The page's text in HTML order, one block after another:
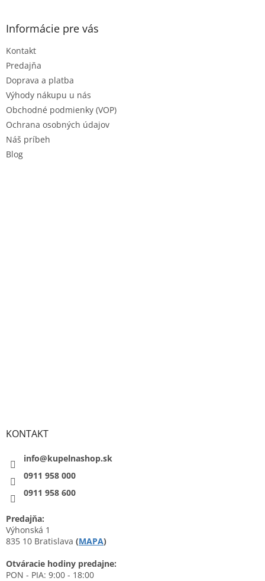
Informácie pre vás
Kontakt
Predajňa
Doprava a platba
Výhody nákupu u nás
Obchodné podmienky (VOP)
Ochrana osobných údajov
Náš príbeh
Blog
KONTAKT
info@kupelnashop.sk
0911 958 000
0911 958 600
Predajňa:
Výhonská 1
835 10 Bratislava (MAPA)
Otváracie hodiny predajne:
PON - PIA: 9:00 - 18:00